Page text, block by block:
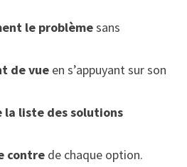
le problèmesans
de vueen s’appuyant sur son
la liste des solutions
contrede chaque option.